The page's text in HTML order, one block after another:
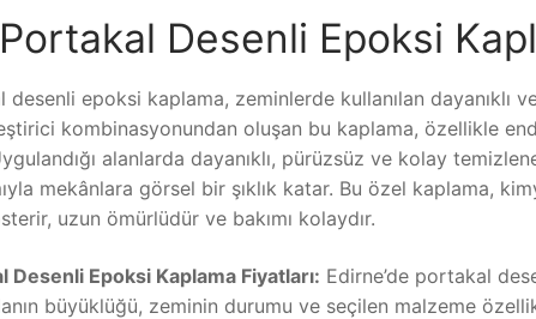
Desenli Epoksi
desenli epoksi kaplama, zeminlerde kullanılan dayanıklı
kombinasyonundan oluşan bu kaplama, özellikle
alanlarda dayanıklı, pürüzsüz ve kolay
mekânlara görsel bir şıklık katar. Bu özel kaplama,
uzun ömürlüdür ve bakımı kolaydır.
Desenli Epoksi Kaplama Fiyatları: Edirne’de portakal
büyüklüğü, zeminin durumu ve seçilen malzeme